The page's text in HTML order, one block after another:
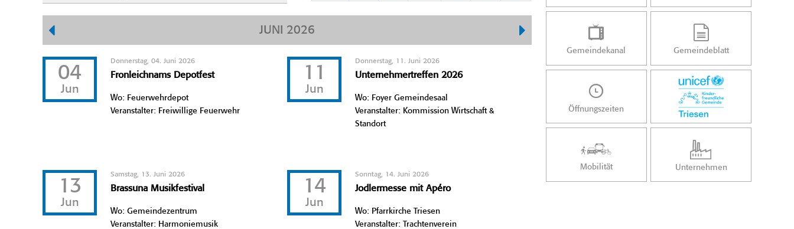
JUNI 2026
04
Jun
Donnerstag, 04. Juni 2026
Fronleichnams Depotfest
Wo: Feuerwehrdepot
Veranstalter: Freiwillige Feuerwehr
11
Jun
Donnerstag, 11. Juni 2026
Unternehmertreffen 2026
Wo: Foyer Gemeindesaal
Veranstalter: Kommission Wirtschaft &
Standort
13
Jun
Samstag, 13. Juni 2026
Brassuna Musikfestival
Wo: Gemeindezentrum
Veranstalter: Harmoniemusik
14
Jun
Sonntag, 14. Juni 2026
Jodlermesse mit Apéro
Wo: Pfarrkirche Triesen
Veranstalter: Trachtenverein
Gemeindekanal Gemeindeblatt
Öffnungszeiten
Mobilität Unternehmen